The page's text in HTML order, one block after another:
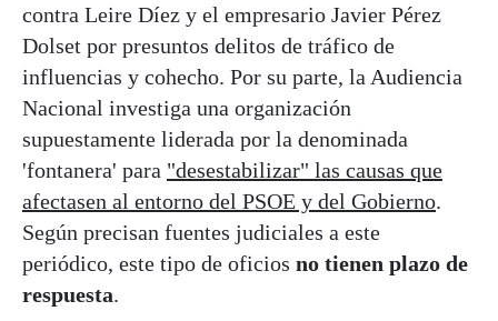
contra Leire Díez y el empresario Javier Pérez
Dolset por presuntos delitos de tráfico de
influencias y cohecho. Por su parte, la Audiencia
Nacional investiga una organización
supuestamente liderada por la denominada
'fontanera' para "desestabilizar" las causas que
afectasen al entorno del PSOE y del Gobierno.
Según precisan fuentes judiciales a este
periódico, este tipo de oficios no tienen plazo de
respuesta.